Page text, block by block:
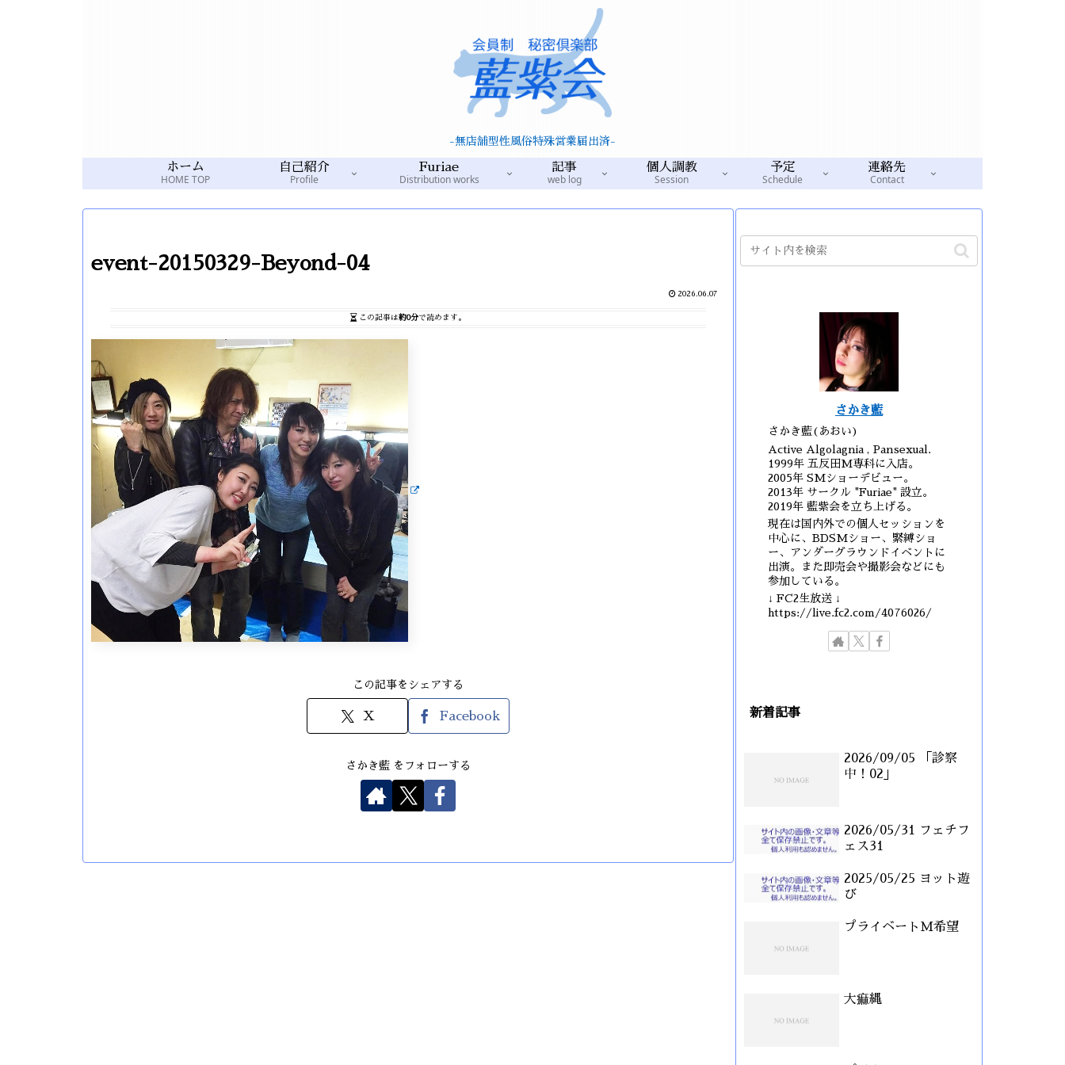
-無店舗型性風俗特殊営業届出済-
ホーム
HOME TOP
自己紹介
Profile
Furiae
Distribution works
記事
web log
個人調教
Session
予定
Schedule
連絡先
Contact
event-20150329-Beyond-04
2026.06.07
この記事は約0分で読めます。
この記事をシェアする
X Facebook
さかき藍 をフォローする
さかき藍
さかき藍(あおい)
Active Algolagnia , Pansexual.
1999年 五反田M専科に入店。
2005年 SMショーデビュー。
2013年 サークル "Furiae" 設立。
2019年 藍紫会を立ち上げる。
現在は国内外での個人セッションを
中心に、BDSMショー、緊縛ショ
ー、アンダーグラウンドイベントに
出演。また即売会や撮影会などにも
参加している。
↓ FC2生放送 ↓
https://live.fc2.com/4076026/
新着記事
2026/09/05 「診察
中！02」
2026/05/31 フェチフ
ェス31
2025/05/25 ヨット遊
び
プライベートM希望
大痲縄